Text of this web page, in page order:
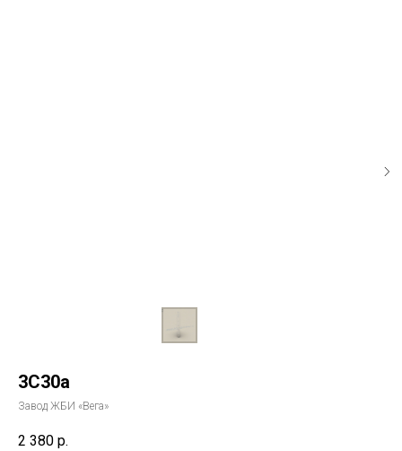
3С30а
Завод ЖБИ «Вега»
2 380 р.